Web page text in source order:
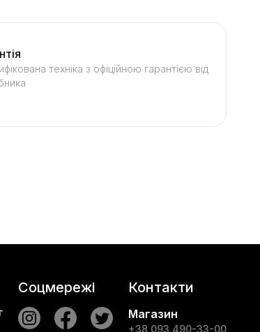
техніка з офіційною гарантією від
Соцмережі Контакти
Магазин
+38 093 490-33-00